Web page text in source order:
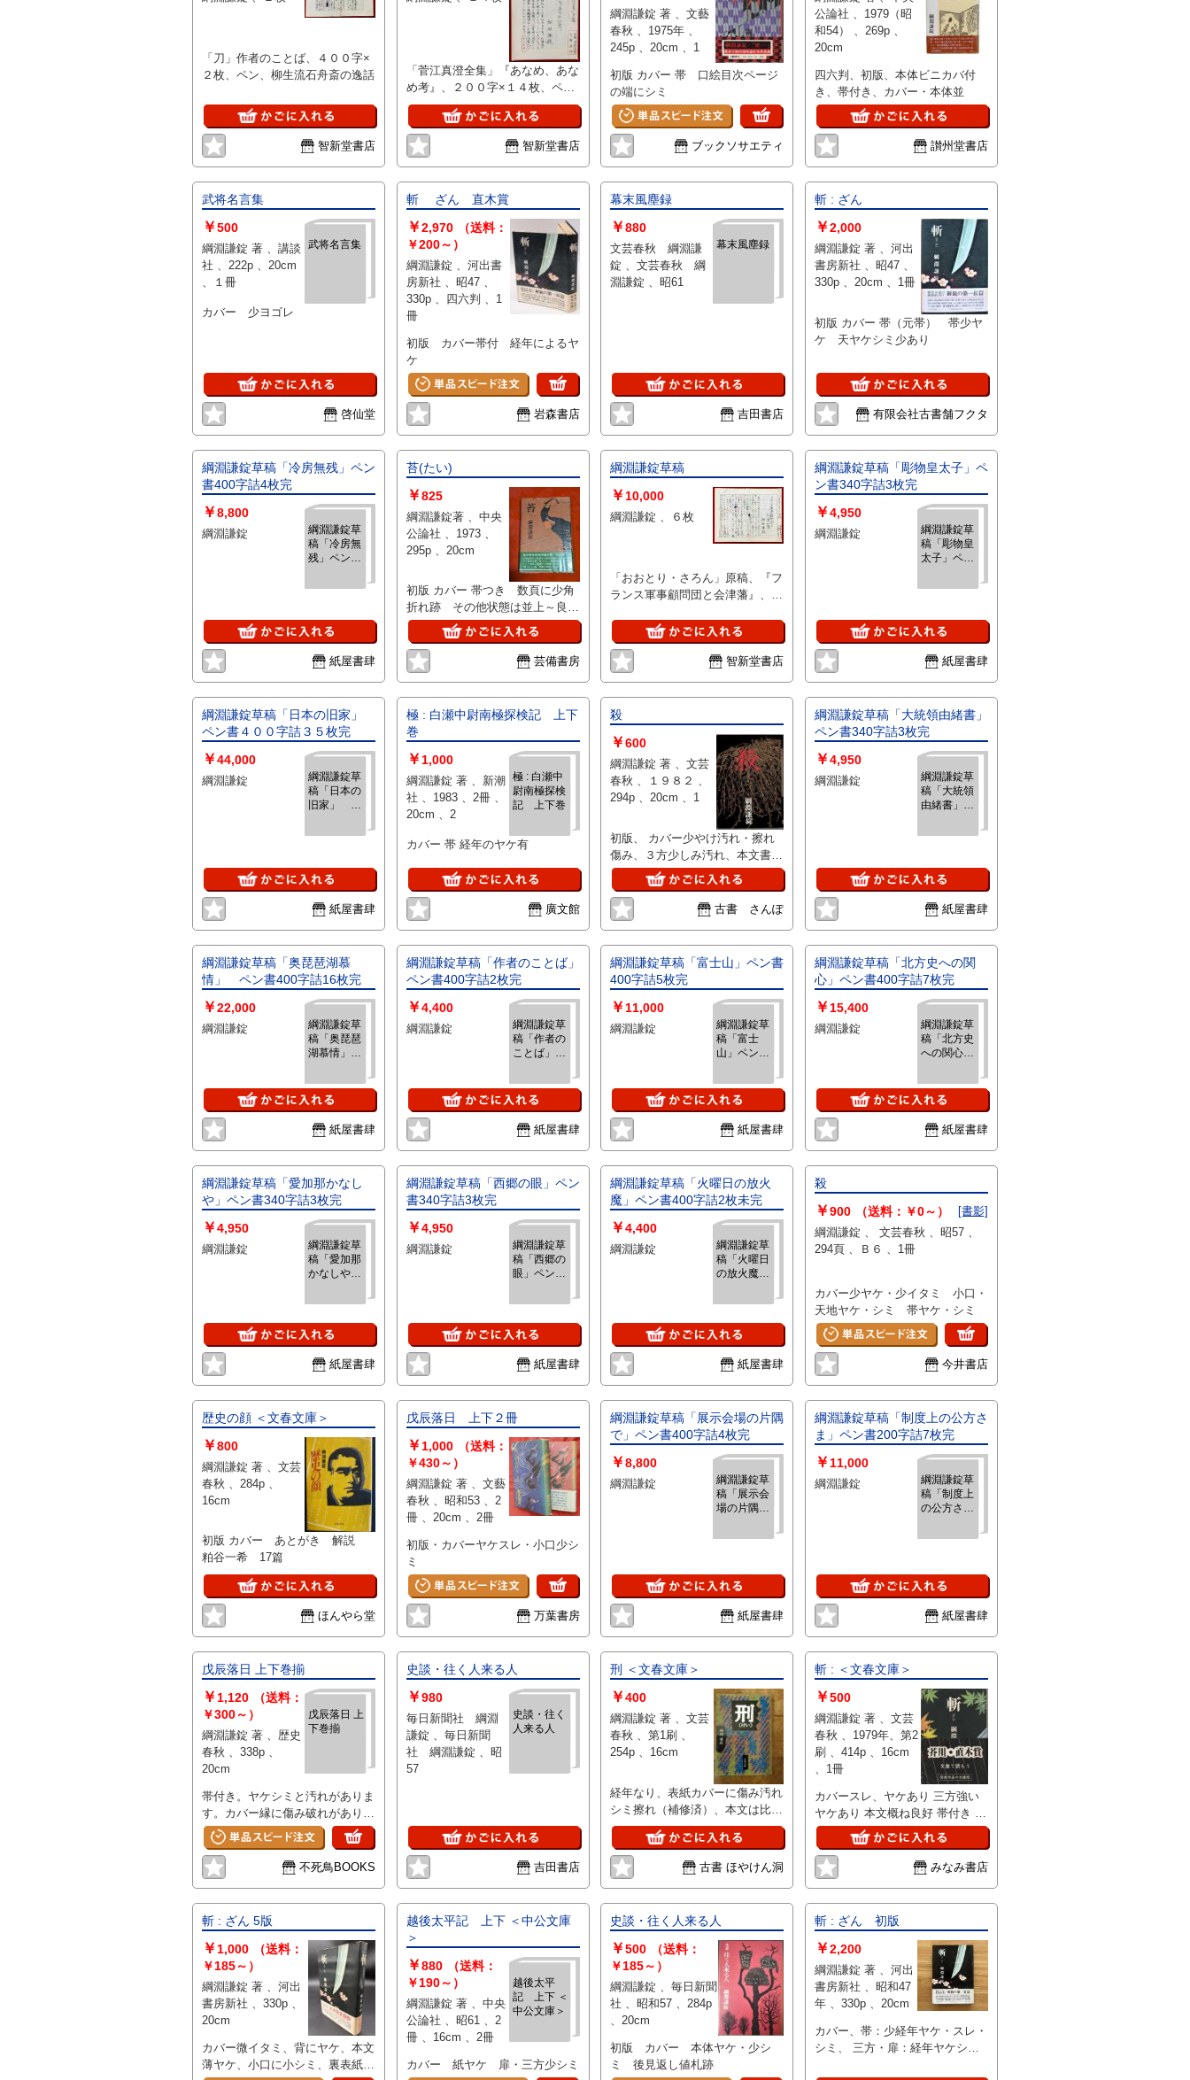
「刀」作者のことば、４００字×
２枚、ペン、柳生流石舟斎の逸話
智新堂書店
「菅江真澄全集」『あなめ、あな
め考』、２００字×１４枚、ペ
ン、幕府軍艦開陽丸考
智新堂書店
綱淵謙錠 著 、文藝
春秋 、1975年 、
245p 、20cm 、1
初版 カバー 帯 口絵目次ページ
の端にシミ
ブックソサエティ
公論社 、1979（昭
和54） 、269p 、
20cm
四六判、初版、本体ビニカバ付
き、帯付き、カバー・本体並
讃州堂書店
武将名言集
武将名言集
￥500
綱淵謙錠 著 、講談
社 、222p 、20cm
、１冊
カバー 少ヨゴレ
啓仙堂
斬 ざん 直木賞
￥2,970
（送料：
￥200～）
綱淵謙錠 、河出書
房新社 、昭47 、
330p 、四六判 、1
冊
初版 カバー帯付 経年によるヤ
ケ
岩森書店
幕末風塵録
幕末風塵録
￥880
文芸春秋 綱淵謙
錠 、文芸春秋 綱
淵謙錠 、昭61
吉田書店
斬 : ざん
￥2,000
綱淵謙錠 著 、河出
書房新社 、昭47 、
330p 、20cm 、1冊
初版 カバー 帯（元帯） 帯少ヤ
ケ 天ヤケシミ少あり
有限会社古書舗フクタ
綱淵謙錠草稿「冷房無残」ペン
書400字詰4枚完
綱淵謙錠草
稿「冷房無
残」ペン書
枚完
￥8,800
綱淵謙錠
紙屋書肆
苔(たい)
￥825
綱淵謙錠著 、中央
公論社 、1973 、
295p 、20cm
初版 カバー 帯つき 数頁に少角
折れ跡 その他状態は並上～良
好。送料185円～
芸備書房
綱淵謙錠草稿
￥10,000
綱淵謙錠 、６枚
「おおとり・さろん」原稿、『フ
ランス軍事顧問団と会津藩』、４
智新堂書店
綱淵謙錠草稿「彫物皇太子」ペ
ン書340字詰3枚完
綱淵謙錠草
稿「彫物皇
太子」ペン
3枚完
￥4,950
綱淵謙錠
紙屋書肆
綱淵謙錠草稿「日本の旧家」
ペン書４００字詰３５枚完
綱淵謙錠草
稿「日本の
旧家」 ペ
字詰３５枚
￥44,000
綱淵謙錠
紙屋書肆
極 : 白瀬中尉南極探検記 上下
巻
極 : 白瀬中
尉南極探検
記 上下巻
￥1,000
綱淵謙錠 著 、新潮
社 、1983 、2冊 、
20cm 、2
カバー 帯 経年のヤケ有
廣文館
殺
￥600
綱淵謙錠 著 、文芸
春秋 、１９８２ 、
294p 、20cm 、1
初版、 カバー少やけ汚れ・擦れ
傷み、３方少しみ汚れ、本文書込
み・線引き・折れなし
古書 さんぽ
綱淵謙錠草稿「大統領由緒書」
ペン書340字詰3枚完
綱淵謙錠草
稿「大統領
由緒書」ペ
詰3枚完
￥4,950
綱淵謙錠
紙屋書肆
綱淵謙錠草稿「奥琵琶湖慕
情」 ペン書400字詰16枚完
綱淵謙錠草
稿「奥琵琶
湖慕情」
字詰16枚完
￥22,000
綱淵謙錠
紙屋書肆
綱淵謙錠草稿「作者のことば」
ペン書400字詰2枚完
綱淵謙錠草
稿「作者の
ことば」ペ
詰2枚完
￥4,400
綱淵謙錠
紙屋書肆
綱淵謙錠草稿「富士山」ペン書
400字詰5枚完
綱淵謙錠草
稿「富士
山」ペン書
枚完
￥11,000
綱淵謙錠
紙屋書肆
綱淵謙錠草稿「北方史への関
心」ペン書400字詰7枚完
綱淵謙錠草
稿「北方史
への関心」
字詰7枚完
￥15,400
綱淵謙錠
紙屋書肆
綱淵謙錠草稿「愛加那かなし
や」ペン書340字詰3枚完
綱淵謙錠草
稿「愛加那
かなしや」
字詰3枚完
￥4,950
綱淵謙錠
紙屋書肆
綱淵謙錠草稿「西郷の眼」ペン
書340字詰3枚完
綱淵謙錠草
稿「西郷の
眼」ペン書
枚完
￥4,950
綱淵謙錠
紙屋書肆
綱淵謙錠草稿「火曜日の放火
魔」ペン書400字詰2枚未完
綱淵謙錠草
稿「火曜日
の放火魔」
字詰2枚未
￥4,400
綱淵謙錠
紙屋書肆
殺
[書影]
￥900 （送料：￥0～）
綱淵謙錠 、 文芸春秋 、昭57 、
294頁 、Ｂ６ 、1冊
カバー少ヤケ・少イタミ 小口・
天地ヤケ・シミ 帯ヤケ・シミ
今井書店
歴史の顔 ＜文春文庫＞
￥800
綱淵謙錠 著 、文芸
春秋 、284p 、
16cm
初版 カバー あとがき 解説
粕谷一希 17篇
ほんやら堂
戊辰落日 上下２冊
￥ 1,000
（送料：
￥430～）
綱淵謙錠 著 、文藝
春秋 、昭和53 、2
冊 、20cm 、2冊
初版・カバーヤケスレ・小口少シ
ミ
万葉書房
綱淵謙錠草稿「展示会場の片隅
で」ペン書400字詰4枚完
綱淵謙錠草
稿「展示会
場の片隅
400字詰4
￥8,800
綱淵謙錠
紙屋書肆
綱淵謙錠草稿「制度上の公方さ
ま」ペン書200字詰7枚完
綱淵謙錠草
稿「制度上
の公方さ
200字詰7
￥ 11,000
綱淵謙錠
紙屋書肆
戊辰落日 上下巻揃
戊辰落日 上
下巻揃
￥ 1,120
（送料：
￥300～）
綱淵謙錠 著 、歴史
春秋 、338p 、
20cm
帯付き。ヤケシミと汚れがありま
す。カバー縁に傷み破れがありま
す。上下巻揃。
不死鳥BOOKS
史談・往く人来る人
史談・往く
人来る人
￥980
毎日新聞社 綱淵
謙錠 、毎日新聞
社 綱淵謙錠 、昭
57
吉田書店
刑 ＜文春文庫＞
￥400
綱淵謙錠 著 、文芸
春秋 、第1刷 、
254p 、16cm
経年なり、表紙カバーに傷み汚れ
シミ擦れ（補修済）、本文は比較
的良好です
古書 ほやけん洞
斬 : ＜文春文庫＞
￥500
綱淵謙錠 著 、文芸
春秋 、1979年、第2
刷 、414p 、16cm
、1冊
カバースレ、ヤケあり 三方強い
ヤケあり 本文概ね良好 帯付き 発
送方法：クリックポスト
みなみ書店
斬 : ざん 5版
￥ 1,000
（送料：
￥185～）
綱淵謙錠 著 、河出
書房新社 、330p 、
20cm
カバー微イタミ、背にヤケ、本文
薄ヤケ、小口に小シミ、裏表紙見
越後太平記 上下 ＜中公文庫
＞
越後太平
記 上下 ＜
中公文庫＞
￥880
（送料：
￥190～）
綱淵謙錠 著 、中央
公論社 、昭61 、2
冊 、16cm 、2冊
カバー 紙ヤケ 扉・三方少シミ
史談・往く人来る人
￥500
（送料：
￥185～）
綱淵謙錠 、毎日新聞
社 、昭和57 、284p
、20cm
初版 カバー 本体ヤケ・少シ
ミ 後見返し値札跡
斬 : ざん 初版
￥2,200
綱淵謙錠 著 、河出
書房新社 、昭和47
年 、330p 、20cm
カバー、帯：少経年ヤケ・スレ・
シミ、 三方・扉：経年ヤケシ